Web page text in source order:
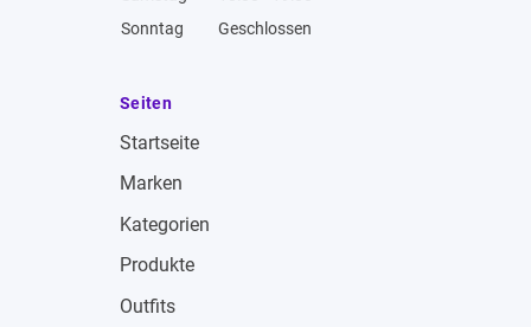
Sonntag
Geschlossen
Seiten
Startseite
Marken
Kategorien
Produkte
Outfits